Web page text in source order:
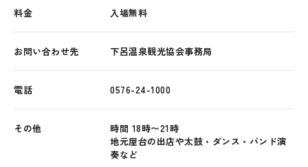
料金 入場無料
お問い合わせ先 下呂温泉観光協会事務局
電話 0576-24-1000
その他
時間 18時〜21時
地元屋台の出店や太鼓・ダンス・バンド演
奏など